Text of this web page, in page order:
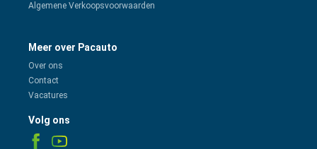
Algemene Verkoopsvoorwaarden
Meer over Pacauto
Over ons
Contact
Vacatures
Volg ons